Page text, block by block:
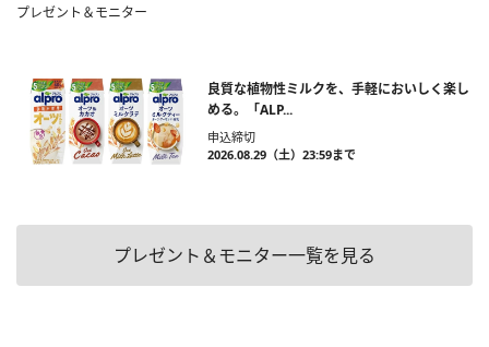
プレゼント＆モニター
良質な植物性ミルクを、手軽においしく楽し
める。「ALP...
申込締切
2026.08.29（土）23:59まで
プレゼント＆モニター一覧を見る